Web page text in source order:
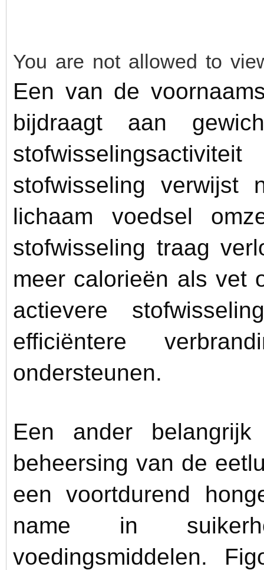
You are not allowed to
Een van de
bijdraagt aan
stofwisseling verwijst
lichaam voedsel
stofwisseling traag
meer calorieën als vet
actievere
efficiëntere
ondersteunen.
Een ander
beheersing van de
een voortdurend
name in
voedingsmiddelen.